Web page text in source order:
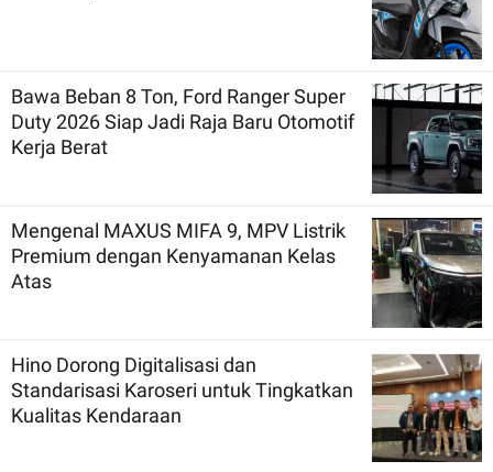
Bawa Beban 8 Ton, Ford Ranger Super
Duty 2026 Siap Jadi Raja Baru Otomotif
Kerja Berat
Mengenal MAXUS MIFA 9, MPV Listrik
Premium dengan Kenyamanan Kelas
Atas
Hino Dorong Digitalisasi dan
Standarisasi Karoseri untuk Tingkatkan
Kualitas Kendaraan